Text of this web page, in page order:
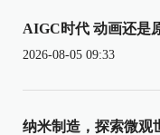
AIGC时代 动画还是
2026-08-05 09:33
纳米制造，探索微观